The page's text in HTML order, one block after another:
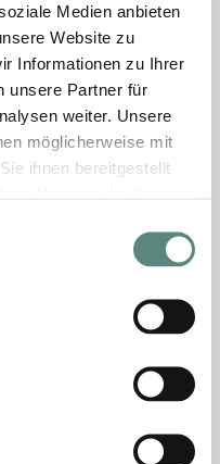
Medien anbieten
Website zu
Informationen zu Ihrer
unsere Partner für
weiter. Unsere
möglicherweise mit
ihnen bereitgestellt
Ale, Tonic Water)
4
rhubarb) 0,4 l